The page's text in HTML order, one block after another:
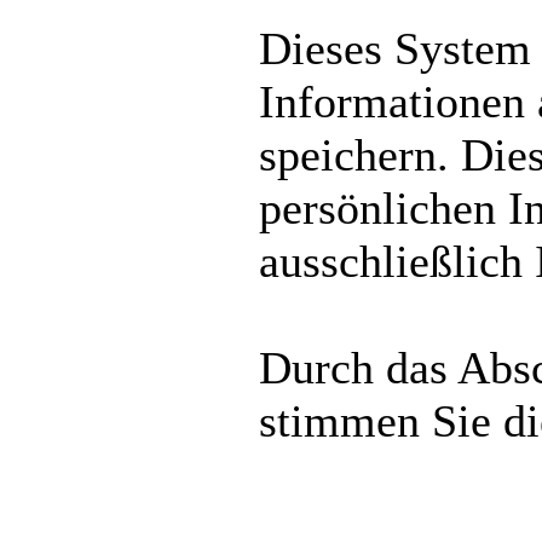
Dieses
Informationen
speichern.
persönlichen
Durch das
stimmen Sie